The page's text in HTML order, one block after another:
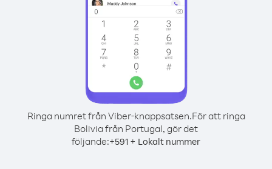
Ringa numret från Viber-knappsatsen.För att ringa
Bolivia från Portugal, gör det
följande:+591 + Lokalt nummer